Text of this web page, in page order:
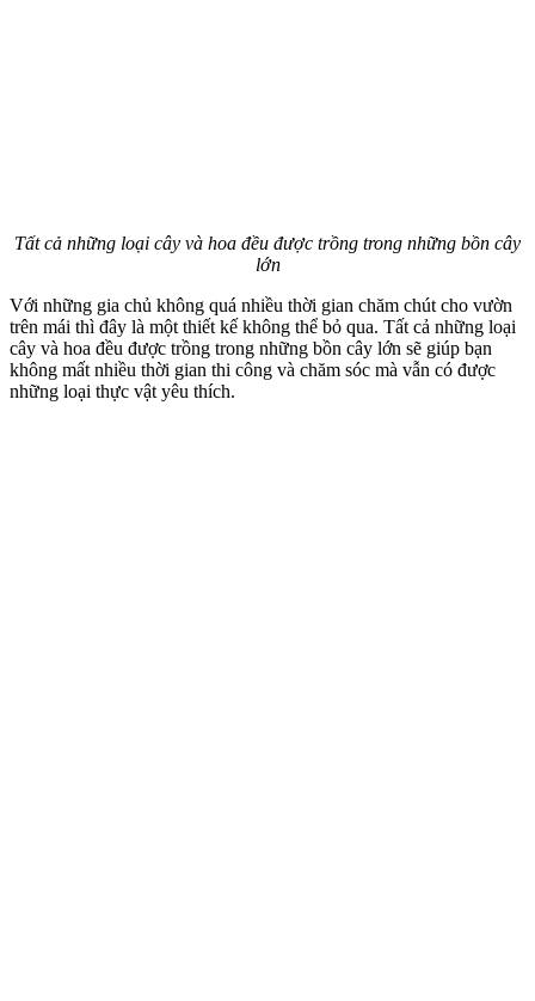
Tất cả những loại cây và hoa đều được trồng trong những bồn cây
lớn
Với những gia chủ không quá nhiều thời gian chăm chút cho vườn
trên mái thì đây là một thiết kế không thể bỏ qua. Tất cả những loại
cây và hoa đều được trồng trong những bồn cây lớn sẽ giúp bạn
không mất nhiều thời gian thi công và chăm sóc mà vẫn có được
những loại thực vật yêu thích.